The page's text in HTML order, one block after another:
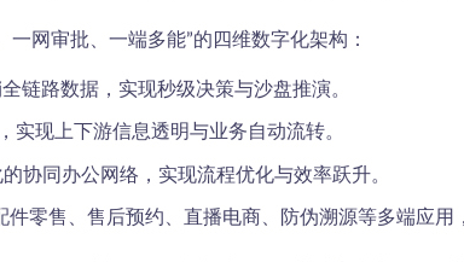
网审批、一端多能”的四维数字化架构：
链路数据，实现秒级决策与沙盘推演。
实现上下游信息透明与业务自动流转。
协同办公网络，实现流程优化与效率跃升。
零售、售后预约、直播电商、防伪溯源等多端应用